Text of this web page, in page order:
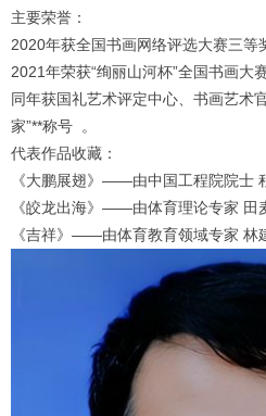
1 2 3 4
主要荣誉：
2020年获全国书画网络评选大赛三等
2021年荣获“绚丽山河杯”全国书画大
同年获国礼艺术评定中心、书画艺术
家”**称号 。
代表作品收藏：
《大鹏展翅》——由中国工程院院士
《皎龙出海》——由体育理论专家 田
《吉祥》——由体育教育领域专家 林